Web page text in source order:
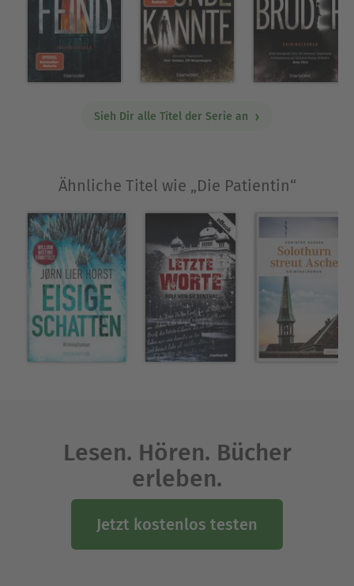
nicht alle Fragen zu den Geschehnissen
geklärt werden. So ungewöhnlich wie
"Blind" war, war "Die Patientin" definitiv
kein schlechtes Buch, zumal es auch eine
behandelt hat. Unterm Strich war es vllt.
minimale Enttäuschung herauslesen lässt;
für alle die vergleichsweise ruhige Krimis
mögen, will ich in jedem Fall eine klare
Leseempfehlung aussprechen.
Sieh Dir alle Titel der Serie an
Ähnliche Titel wie „Die Patientin“
Lesen. Hören. Bücher
erleben.
Jetzt kostenlos testen